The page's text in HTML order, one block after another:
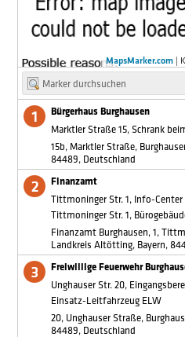
MapsMarker.com |
Bürgerhaus Burghausen
Marktler Straße 15, Schrank
15b, Marktler Straße,
84489, Deutschland
Finanzamt
Tittmoninger Str. 1, Info-Center
Tittmoninger Str. 1,
Finanzamt Burghausen, 1,
Landkreis Altötting, Bayern,
Freiwillige Feuerwehr
Unghauser Str. 20,
Einsatz-Leitfahrzeug ELW
20, Unghauser Straße,
84489, Deutschland